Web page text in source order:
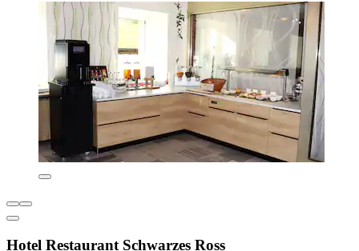
Hotel Restaurant Schwarzes Ross